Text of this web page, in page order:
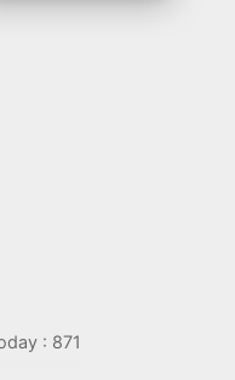
: 871